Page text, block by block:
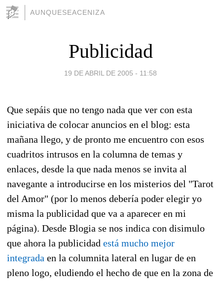
AUNQUESEACENIZA
Publicidad
19 DE ABRIL DE 2005 - 11:58
Que sepáis que no tengo nada que ver con esta
iniciativa de colocar anuncios en el blog: esta
mañana llego, y de pronto me encuentro con esos
cuadritos intrusos en la columna de temas y
enlaces, desde la que nada menos se invita al
navegante a introducirse en los misterios del "Tarot
del Amor" (por lo menos debería poder elegir yo
misma la publicidad que va a aparecer en mi
página). Desde Blogia se nos indica con disimulo
que ahora la publicidad está mucho mejor
integrada en la columnita lateral en lugar de en
pleno logo, eludiendo el hecho de que en la zona de